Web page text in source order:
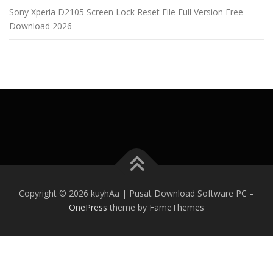
Sony Xperia D2105 Screen Lock Reset File Full Version Free
Download 2026
Copyright © 2026 kuyhAa | Pusat Download Software PC –
OnePress theme by FameThemes